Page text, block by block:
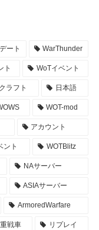
ート WarThunder
ト WoTイベント
ラフト 日本語
WOT-mod
アカウント
ント WOTBlitz
NAサーバー
ASIAサーバー
ArmoredWarfare
戦車 リプレイ